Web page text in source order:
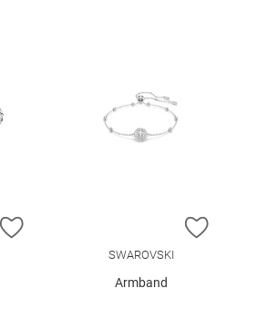
ZUR WUNSCHLISTE HINZUFÜGEN
ZUR
SWAROVSKI
Armband